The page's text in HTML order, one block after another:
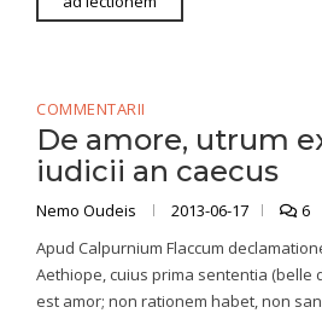
COMMENTARII
De amore, utrum
iudicii an caecus
Nemo Oudeis 2013-06-17
6
Apud Calpurnium Flaccum
Aethiope, cuius prima sententia (belle
est amor; non rationem habet, non